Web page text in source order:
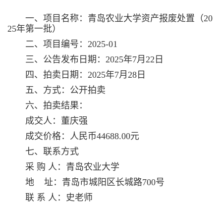
一、项目名称：青岛农业大学资产报废处置（20
25年第一批）
二、项目编号：2025-01
三、公告发布日期：2025年7月22日
四、拍卖日期：2025年7月28日
五、方式：公开拍卖
六、拍卖结果：
成交人：董庆强
成交价格：人民币44688.00元
七、联系方式
采 购 人：青岛农业大学
地 址：青岛市城阳区长城路700号
联 系 人：史老师